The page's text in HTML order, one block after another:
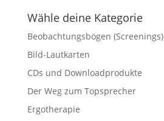
Wähle deine Kategorie
Beobachtungsbögen (Screenings)
Bild-Lautkarten
CDs und Downloadprodukte
Der Weg zum Topsprecher
Ergotherapie